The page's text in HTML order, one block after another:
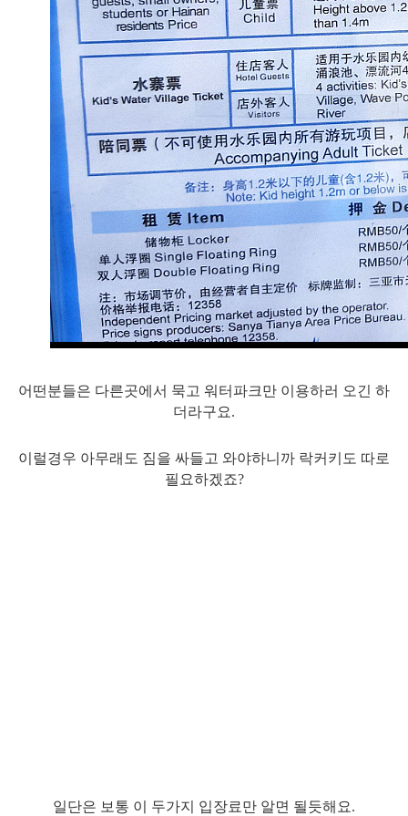
어떤분들은 다른곳에서 묵고 워터파크만 이용하러 오긴 하
더라구요.
이럴경우 아무래도 짐을 싸들고 와야하니까 락커키도 따로
필요하겠죠?
일단은 보통 이 두가지 입장료만 알면 될듯해요.